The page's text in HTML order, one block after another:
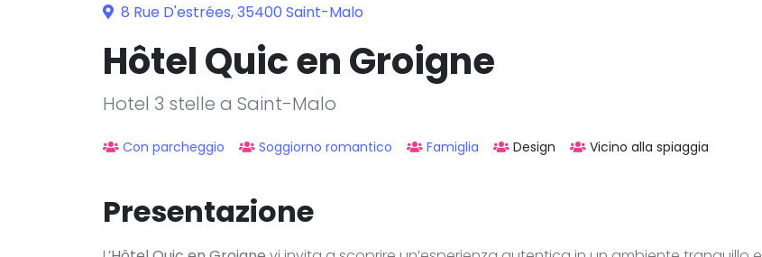
8 Rue D'estrées, 35400 Saint-Malo
Hôtel Quic en Groigne
Hotel 3 stelle a Saint-Malo
Con parcheggio Soggiorno romantico Famiglia Design Vicino alla spiaggia
Presentazione